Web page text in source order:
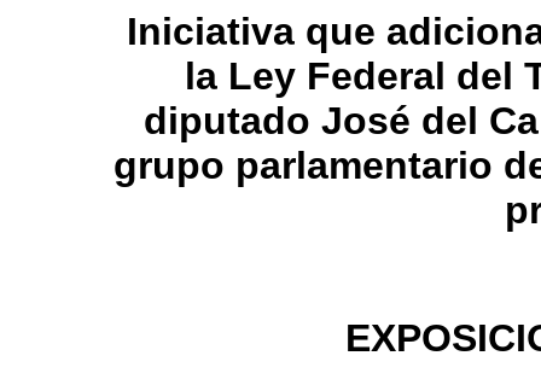
Iniciativa que
la Ley Federal del
diputado José del
grupo parlamentario